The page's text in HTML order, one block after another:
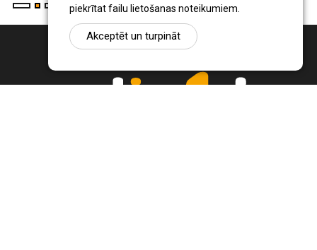
piekrītat failu lietošanas noteikumiem.
Akceptēt un turpināt